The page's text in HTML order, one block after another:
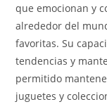
que emocionan y
alrededor del
favoritas. Su
tendencias y
permitido
juguetes y